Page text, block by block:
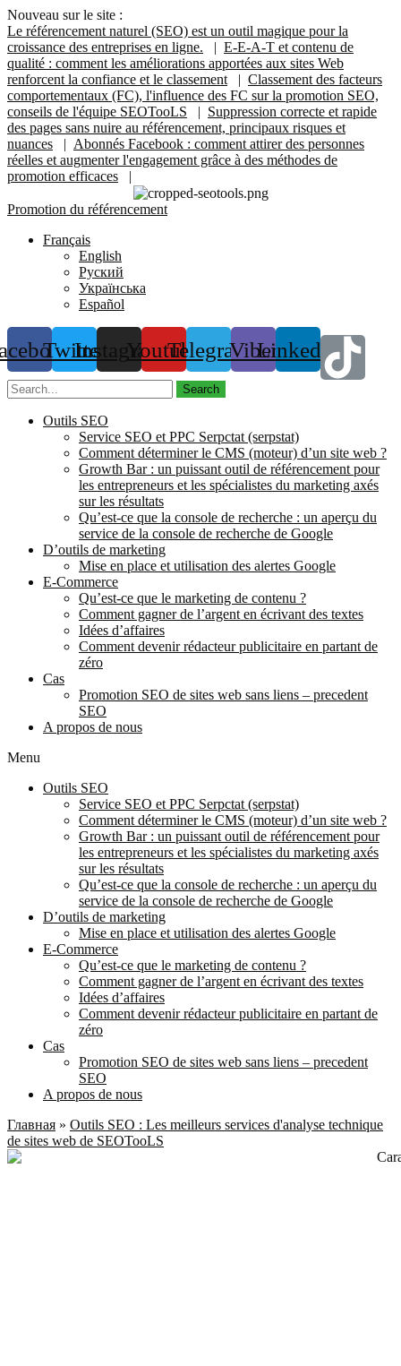
Nouveau sur le site :
Le référencement naturel (SEO) est un outil magique pour la
croissance des entreprises en ligne. | E-E-A-T et contenu de
qualité : comment les améliorations apportées aux sites Web
renforcent la confiance et le classement | Classement des facteurs
comportementaux (FC), l'influence des FC sur la promotion SEO,
conseils de l'équipe SEOTooLS | Suppression correcte et rapide
des pages sans nuire au référencement, principaux risques et
nuances | Abonnés Facebook : comment attirer des personnes
réelles et augmenter l'engagement grâce à des méthodes de
promotion efficaces |
Promotion du référencement
Français
English
Руский
Українська
Español
TwitterInstagramYoutubeTelegramViberLinkedin
Search
Outils SEO
Service SEO et PPC Serpctat (serpstat)
Comment déterminer le CMS (moteur) d’un site web ?
Growth Bar : un puissant outil de référencement pour
les entrepreneurs et les spécialistes du marketing axés
sur les résultats
Qu’est-ce que la console de recherche : un aperçu du
service de la console de recherche de Google
D’outils de marketing
Mise en place et utilisation des alertes Google
E-Commerce
Qu’est-ce que le marketing de contenu ?
Comment gagner de l’argent en écrivant des textes
Idées d’affaires
Comment devenir rédacteur publicitaire en partant de
zéro
Cas
Promotion SEO de sites web sans liens – precedent
SEO
A propos de nous
Menu
Outils SEO
Service SEO et PPC Serpctat (serpstat)
Comment déterminer le CMS (moteur) d’un site web ?
Growth Bar : un puissant outil de référencement pour
les entrepreneurs et les spécialistes du marketing axés
sur les résultats
Qu’est-ce que la console de recherche : un aperçu du
service de la console de recherche de Google
D’outils de marketing
Mise en place et utilisation des alertes Google
E-Commerce
Qu’est-ce que le marketing de contenu ?
Comment gagner de l’argent en écrivant des textes
Idées d’affaires
Comment devenir rédacteur publicitaire en partant de
zéro
Cas
Promotion SEO de sites web sans liens – precedent
SEO
A propos de nous
Главная » Outils SEO : Les meilleurs services d'analyse technique
de sites web de SEOTooLS